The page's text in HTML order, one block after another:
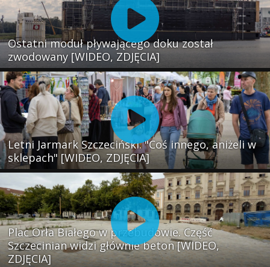
Ostatni moduł pływającego doku został
zwodowany [WIDEO, ZDJĘCIA]
Letni Jarmark Szczeciński. "Coś innego, aniżeli w
sklepach" [WIDEO, ZDJĘCIA]
Plac Orła Białego w przebudowie. Część
Szczecinian widzi głównie beton [WIDEO,
ZDJĘCIA]